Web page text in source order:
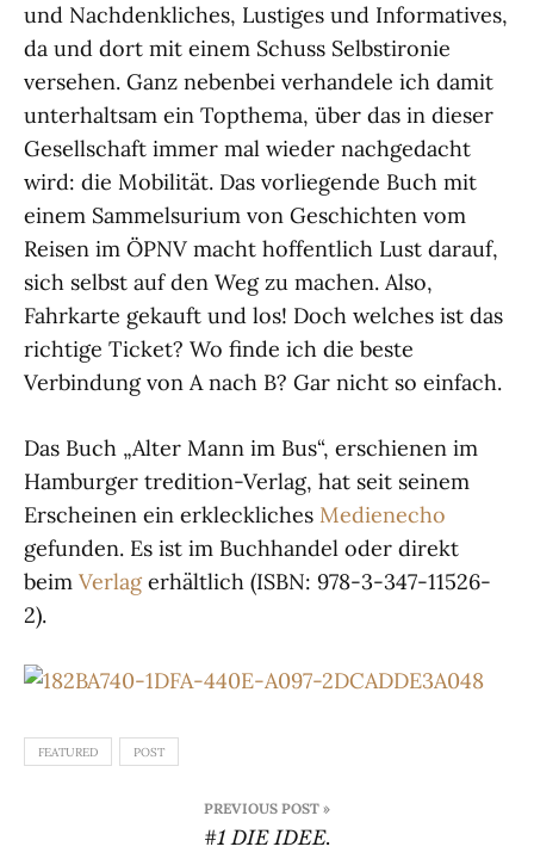
und Nachdenkliches, Lustiges und Informatives,
da und dort mit einem Schuss Selbstironie
versehen. Ganz nebenbei verhandele ich damit
unterhaltsam ein Topthema, über das in dieser
Gesellschaft immer mal wieder nachgedacht
wird: die Mobilität. Das vorliegende Buch mit
einem Sammelsurium von Geschichten vom
Reisen im ÖPNV macht hoffentlich Lust darauf,
sich selbst auf den Weg zu machen. Also,
Fahrkarte gekauft und los! Doch welches ist das
richtige Ticket? Wo finde ich die beste
Verbindung von A nach B? Gar nicht so einfach.
Das Buch „Alter Mann im Bus“, erschienen im
Hamburger tredition-Verlag, hat seit seinem
Erscheinen ein erkleckliches Medienecho
gefunden. Es ist im Buchhandel oder direkt
beim Verlagerhältlich (ISBN: 978-3-347-11526-
2).
FEATURED POST
BEITRAGSNAVIGATION
PREVIOUS POST »
#1 DIE IDEE.